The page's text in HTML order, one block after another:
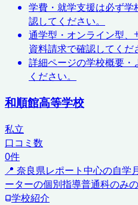
学費・就学支援は必ず
認してください。
通学型・オンライン型、
資料請求で確認してくだ
詳細ページの学校概要
ください。
和順館高等学校
私立
口コミ数
0件
📍 奈良県レポート中心の自学
ーターの個別指導普通科のみ
学校紹介